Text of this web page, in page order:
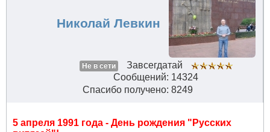
Николай Левкин
Не в сети
Завсегдатай
Сообщений: 14324
Спасибо получено: 8249
5 апреля 1991 года - День рождения "Русских